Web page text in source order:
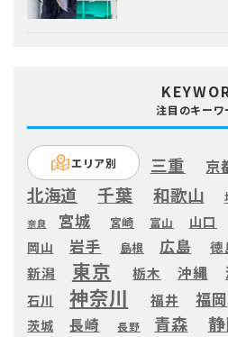
注目のキーワ
エリア別 三重 京
北海道 千葉 和歌山
奈良 宮城 宮崎 富山 山口
岡山
岩手 島根 広島 徳
新潟 東京 栃木 沖縄
石川
神奈川 福井 福岡
茨城 長崎 長野 青森